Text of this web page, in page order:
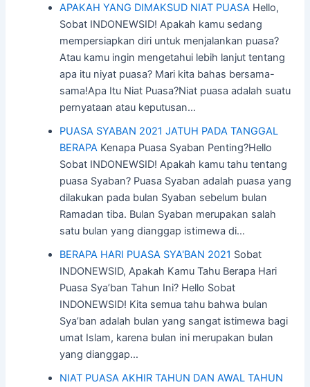
APAKAH YANG DIMAKSUD NIAT PUASA Hello,
Sobat INDONEWSID! Apakah kamu sedang
mempersiapkan diri untuk menjalankan puasa?
Atau kamu ingin mengetahui lebih lanjut tentang
apa itu niyat puasa? Mari kita bahas bersama-
sama!Apa Itu Niat Puasa?Niat puasa adalah suatu
pernyataan atau keputusan…
PUASA SYABAN 2021 JATUH PADA TANGGAL
BERAPA Kenapa Puasa Syaban Penting?Hello
Sobat INDONEWSID! Apakah kamu tahu tentang
puasa Syaban? Puasa Syaban adalah puasa yang
dilakukan pada bulan Syaban sebelum bulan
Ramadan tiba. Bulan Syaban merupakan salah
satu bulan yang dianggap istimewa di…
BERAPA HARI PUASA SYA'BAN 2021 Sobat
INDONEWSID, Apakah Kamu Tahu Berapa Hari
Puasa Sya’ban Tahun Ini? Hello Sobat
INDONEWSID! Kita semua tahu bahwa bulan
Sya’ban adalah bulan yang sangat istimewa bagi
umat Islam, karena bulan ini merupakan bulan
yang dianggap…
NIAT PUASA AKHIR TAHUN DAN AWAL TAHUN